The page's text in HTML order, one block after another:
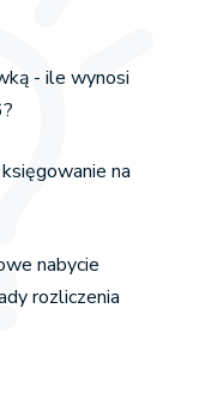
- ile wynosi
na
nabycie
rozliczenia